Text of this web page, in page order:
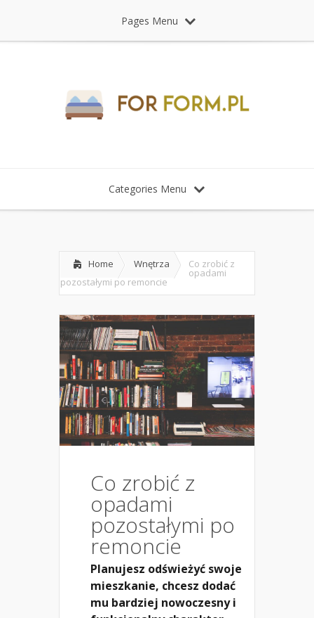
Pages Menu
Categories Menu
Home Wnętrza Co zrobić z
opadami
pozostałymi po remoncie
Co zrobić z
opadami
pozostałymi po
remoncie
Planujesz odświeżyć swoje
mieszkanie, chcesz dodać
mu bardziej nowoczesny i